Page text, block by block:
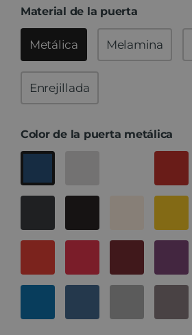
Material de la puerta
Metálica Melamina
Enrejillada
Color de la puerta metálica